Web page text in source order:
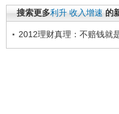
搜索更多利升 收入增速 的
2012理财真理：不赔钱就